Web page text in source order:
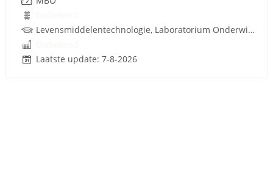
Levensmiddelentechnologie, Laboratorium Onderwijs, Procestechnologie
Laatste update: 7-8-2026